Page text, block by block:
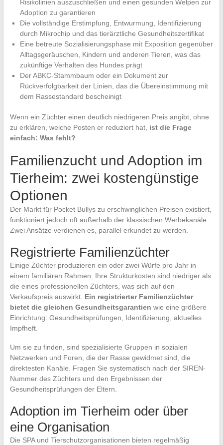
Risikolinien auszuschließen und einen gesunden Welpen zur
Adoption zu garantieren
Die vollständige Erstimpfung, Entwurmung, Identifizierung
durch Mikrochip und das tierärztliche Gesundheitszertifikat
Eine betreute Sozialisierungsphase mit Exposition gegenüber
Alltagsgeräuschen, Kindern und anderen Tieren, was das
zukünftige Verhalten des Hundes prägt
Der ABKC-Stammbaum oder ein Dokument zur
Rückverfolgbarkeit der Linien, das die Übereinstimmung mit
dem Rassestandard bescheinigt
Wenn ein Züchter einen deutlich niedrigeren Preis angibt, ohne
zu erklären, welche Posten er reduziert hat, ist die Frage
einfach: Was fehlt?
Familienzucht und Adoption im
Tierheim: zwei kostengünstige
Optionen
Der Markt für Pocket Bullys zu erschwinglichen Preisen existiert,
funktioniert jedoch oft außerhalb der klassischen Werbekanäle.
Zwei Ansätze verdienen es, parallel erkundet zu werden.
Registrierte Familienzüchter
Einige Züchter produzieren ein oder zwei Würfe pro Jahr in
einem familiären Rahmen. Ihre Strukturkosten sind niedriger als
die eines professionellen Züchters, was sich auf den
Verkaufspreis auswirkt. Ein registrierter Familienzüchter
bietet die gleichen Gesundheitsgarantien wie eine größere
Einrichtung: Gesundheitsprüfungen, Identifizierung, aktuelles
Impfheft.
Um sie zu finden, sind spezialisierte Gruppen in sozialen
Netzwerken und Foren, die der Rasse gewidmet sind, die
direktesten Kanäle. Fragen Sie systematisch nach der SIREN-
Nummer des Züchters und den Ergebnissen der
Gesundheitsprüfungen der Eltern.
Adoption im Tierheim oder über
eine Organisation
Die SPA und Tierschutzorganisationen bieten regelmäßig